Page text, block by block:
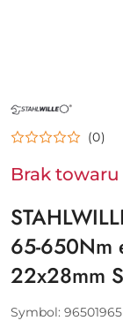
NAZWA
PRODUCENTA:
STAHLWILLE
(0)
Brak towaru
65-650Nm
22x28mm
Symbol: 96501965